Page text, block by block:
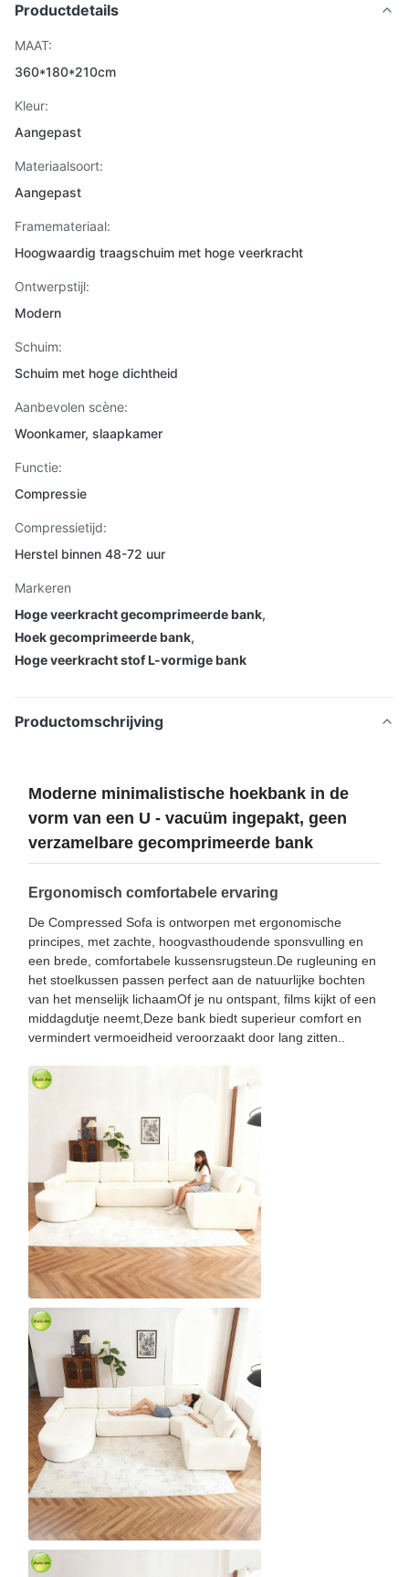
Productdetails
MAAT:
360*180*210cm
Kleur:
Aangepast
Materiaalsoort:
Aangepast
Framemateriaal:
Hoogwaardig traagschuim met hoge veerkracht
Ontwerpstijl:
Modern
Schuim:
Schuim met hoge dichtheid
Aanbevolen scène:
Woonkamer, slaapkamer
Functie:
Compressie
Compressietijd:
Herstel binnen 48-72 uur
Markeren
Hoge veerkracht gecomprimeerde bank,
Hoek gecomprimeerde bank,
Hoge veerkracht stof L-vormige bank
Productomschrijving
Moderne minimalistische hoekbank in de
vorm van een U - vacuüm ingepakt, geen
verzamelbare gecomprimeerde bank
Ergonomisch comfortabele ervaring
De Compressed Sofa is ontworpen met ergonomische
principes, met zachte, hoogvasthoudende sponsvulling en
een brede, comfortabele kussensrugsteun.De rugleuning en
het stoelkussen passen perfect aan de natuurlijke bochten
van het menselijk lichaamOf je nu ontspant, films kijkt of een
middagdutje neemt,Deze bank biedt superieur comfort en
vermindert vermoeidheid veroorzaakt door lang zitten..